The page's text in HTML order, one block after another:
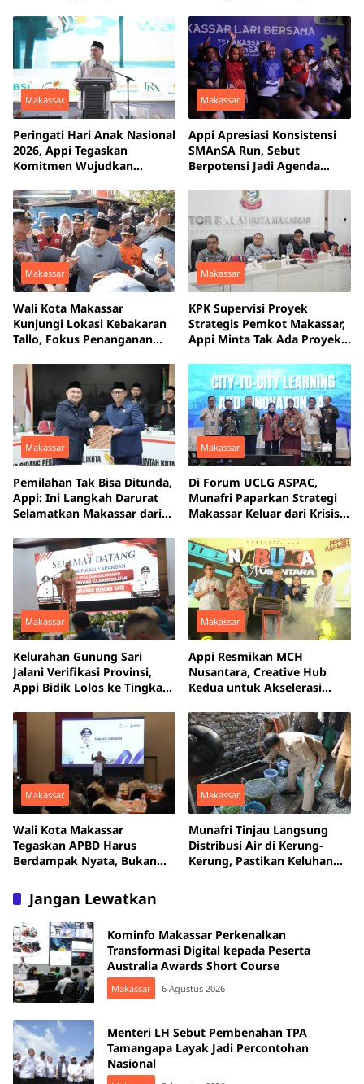
hingga Masyarakat
Makassar
Peringati Hari Anak Nasional
2026, Appi Tegaskan
Komitmen Wujudkan
Makassar
Appi Apresiasi Konsistensi
SMAnSA Run, Sebut
Berpotensi Jadi Agenda
Makassar
Wali Kota Makassar
Kunjungi Lokasi Kebakaran
Tallo, Fokus Penanganan
Makassar
KPK Supervisi Proyek
Strategis Pemkot Makassar,
Appi Minta Tak Ada Proyek
Makassar
Pemilahan Tak Bisa Ditunda,
Appi: Ini Langkah Darurat
Selamatkan Makassar dari
Makassar
Di Forum UCLG ASPAC,
Munafri Paparkan Strategi
Makassar Keluar dari Krisis
Makassar
Kelurahan Gunung Sari
Jalani Verifikasi Provinsi,
Appi Bidik Lolos ke Tingkat
Makassar
Appi Resmikan MCH
Nusantara, Creative Hub
Kedua untuk Akselerasi
Makassar
Wali Kota Makassar
Tegaskan APBD Harus
Berdampak Nyata, Bukan
Makassar
Munafri Tinjau Langsung
Distribusi Air di Kerung-
Kerung, Pastikan Keluhan
Jangan Lewatkan
Kominfo Makassar Perkenalkan
Transformasi Digital kepada Peserta
Australia Awards Short Course
Makassar 6 Agustus 2026
Menteri LH Sebut Pembenahan TPA
Tamangapa Layak Jadi Percontohan
Nasional